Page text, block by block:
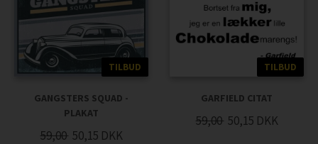
TILBUD
GANGSTERS SQUAD -
PLAKAT
59,00 50,15 DKK
TILBUD
GARFIELD CITAT
59,00 50,15 DKK